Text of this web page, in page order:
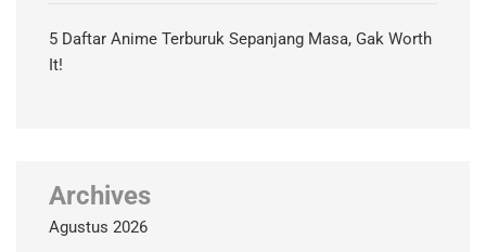
5 Daftar Anime Terburuk Sepanjang Masa, Gak Worth
It!
Archives
Agustus 2026